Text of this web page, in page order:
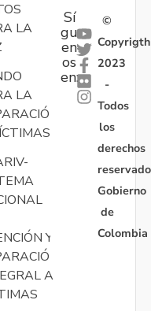
LA
LA
Y
A
Sí
gu
en
os
en:
©
Copyrigth
2023
-
Todos
los
derechos
Gobierno
de
Colombia